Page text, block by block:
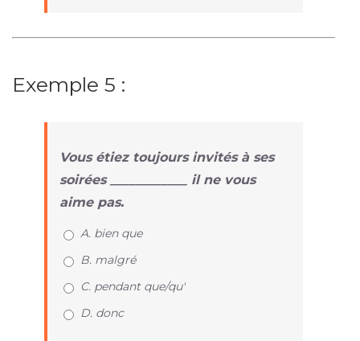
Exemple 5 :
Vous étiez toujours invités à ses
soirées ____________ il ne vous
aime pas.
A. bien que
B. malgré
C. pendant que/qu'
D. donc